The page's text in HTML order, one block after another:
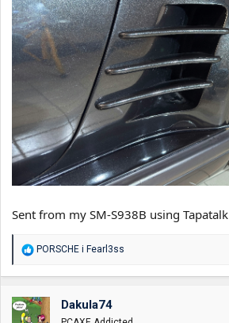
Sent from my SM-S938B using Tapatalk
R
a
o
v
PORSCHE i Fearl3ss
Dakula74